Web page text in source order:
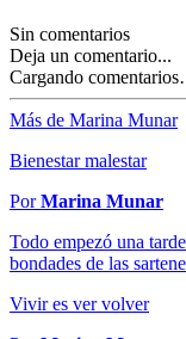
Sin comentarios
Deja un comentario...
Cargando
Más de Marina Munar
Bienestar malestar
PorMarina Munar
Todo empezó una
bondades de las
Vivir es ver volver